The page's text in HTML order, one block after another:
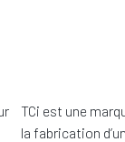
TCi est une
la fabrication